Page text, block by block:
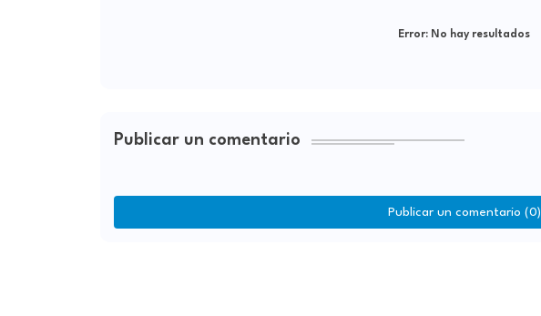
Error: No hay resultados
Publicar un comentario
Publicar un comentario (0)